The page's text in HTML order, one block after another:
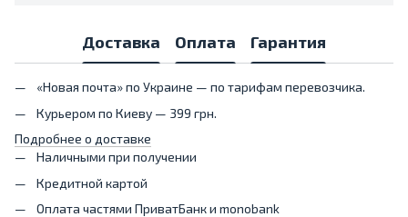
Доставка Оплата Гарантия
«Новая почта» по Украине — по тарифам перевозчика.
Курьером по Киеву — 399 грн.
Подробнее о доставке
Наличными при получении
Кредитной картой
Оплата частями ПриватБанк и monobank